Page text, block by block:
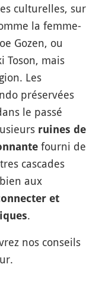
culturelles, sur
la femme-
Gozen, ou
Toson, mais
Les
préservées
le passé
ruines de
fourni de
cascades
aux
et
.
nos conseils